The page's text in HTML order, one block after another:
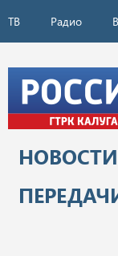
ТВ Радио
НОВОСТИ